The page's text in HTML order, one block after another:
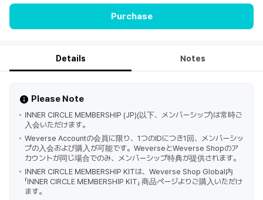
Purchase
Details Notes
Please Note
INNER CIRCLE MEMBERSHIP (JP)(以下、メンバーシップ)は常時ご
入会いただけます。
Weverse Accountの会員に限り、1つのIDにつき1回、メンバーシッ
プの入会および購入が可能です。WeverseとWeverse Shopのア
カウントが同じ場合でのみ、メンバーシップ特典が提供されます。
INNER CIRCLE MEMBERSHIP KITは、Weverse Shop Global内
「INNER CIRCLE MEMBERSHIP KIT」 商品ページよりご購入いただけ
ます。